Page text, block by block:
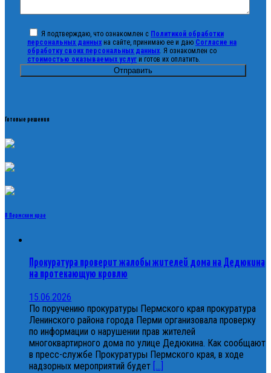
Я подтверждаю, что ознакомлен с Политикой обработки
персональных данных на сайте, принимаю ее и даю Согласие на
обработку своих персональных данных. Я ознакомлен со
стоимостью оказываемых услуг и готов их оплатить.
Готовые решения
В Пермском крае
Прокуратура проверит жалобы жителей дома на Дедюкина
на протекающую кровлю
15.06.2026
По поручению прокуратуры Пермского края прокуратура
Ленинского района города Перми организовала проверку
по информации о нарушении прав жителей
многоквартирного дома по улице Дедюкина. Как сообщают
в пресс-службе Прокуратуры Пермского края, в ходе
надзорных мероприятий будет [...]